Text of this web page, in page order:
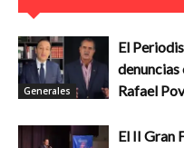
Generales
El
Rafael
El II Gran